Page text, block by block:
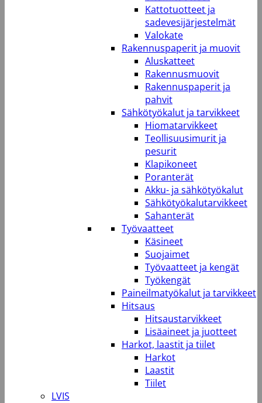
Kattotuotteet ja
sadevesijärjestelmät
Valokate
Rakennuspaperit ja muovit
Aluskatteet
Rakennusmuovit
Rakennuspaperit ja
pahvit
Sähkötyökalut ja tarvikkeet
Hiomatarvikkeet
Teollisuusimurit ja
pesurit
Klapikoneet
Poranterät
Akku- ja sähkötyökalut
Sähkötyökalutarvikkeet
Sahanterät
Työvaatteet
Käsineet
Suojaimet
Työvaatteet ja kengät
Työkengät
Paineilmatyökalut ja tarvikkeet
Hitsaus
Hitsaustarvikkeet
Lisäaineet ja juotteet
Harkot, laastit ja tiilet
Harkot
Laastit
Tiilet
LVIS